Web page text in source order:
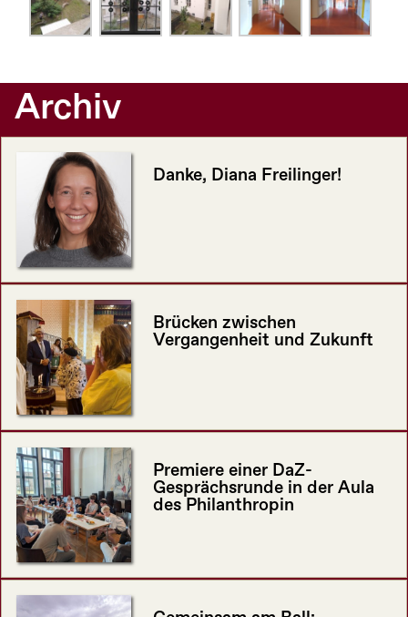
Archiv
Danke, Diana Freilinger!
Brücken zwischen
Vergangenheit und Zukunft
Premiere einer DaZ-
Gesprächsrunde in der Aula
des Philanthropin